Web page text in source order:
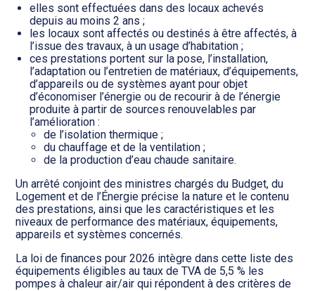
elles sont effectuées dans des locaux achevés
depuis au moins 2 ans ;
les locaux sont affectés ou destinés à être affectés, à
l’issue des travaux, à un usage d’habitation ;
ces prestations portent sur la pose, l’installation,
l’adaptation ou l’entretien de matériaux, d’équipements,
d’appareils ou de systèmes ayant pour objet
d’économiser l’énergie ou de recourir à de l’énergie
produite à partir de sources renouvelables par
l’amélioration :
de l’isolation thermique ;
du chauffage et de la ventilation ;
de la production d’eau chaude sanitaire.
Un arrêté conjoint des ministres chargés du Budget, du
Logement et de l’Énergie précise la nature et le contenu
des prestations, ainsi que les caractéristiques et les
niveaux de performance des matériaux, équipements,
appareils et systèmes concernés.
La loi de finances pour 2026 intègre dans cette liste des
équipements éligibles au taux de TVA de 5,5 % les
pompes à chaleur air/air qui répondent à des critères de